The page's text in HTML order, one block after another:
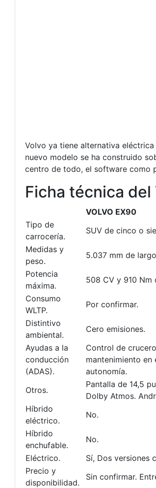
Volvo ya tiene alternativa
nuevo modelo se ha construido
centro de todo, el software como
Ficha técnica del
VOLVO EX90
Tipo de
carrocería.
SUV de cinco o
Medidas y
peso.
5.037 mm de
Potencia
máxima.
508 CV y 910 Nm
Consumo
WLTP.
Por confirmar.
Distintivo
ambiental.
Cero emisiones.
Ayudas a la
conducción
(ADAS).
Control de
mantenimiento
autonomía.
Otros.
Pantalla de 14,5
Dolby Atmos.
Híbrido
eléctrico.
No.
Híbrido
enchufable.
No.
Eléctrico.
Sí, Dos versiones
Precio y
disponibilidad.
Sin confirmar.